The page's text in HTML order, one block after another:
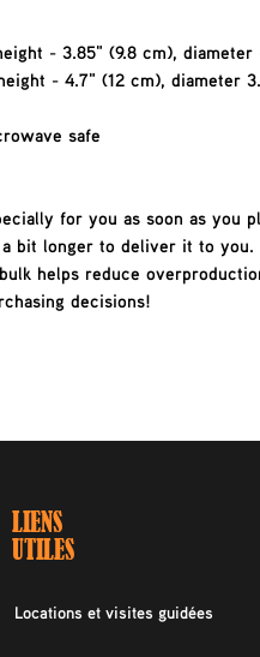
- 3.85" (9.8 cm),
- 4.7" (12 cm), diameter
safe
for you as soon as you
bit longer to deliver it to you.
helps reduce
decisions!
LIENS
UTILES
Locations et visites guidées